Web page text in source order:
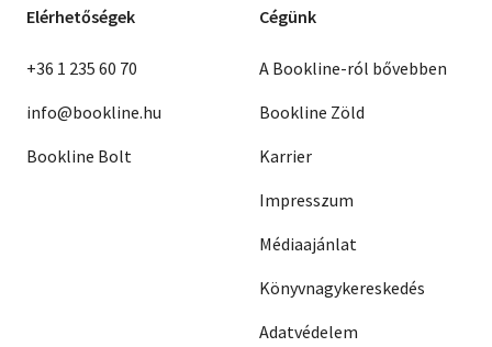
Elérhetőségek
+36 1 235 60 70
info@bookline.hu
Bookline Bolt
Cégünk
A Bookline-ról bővebben
Bookline Zöld
Karrier
Impresszum
Médiaajánlat
Könyvnagykereskedés
Adatvédelem